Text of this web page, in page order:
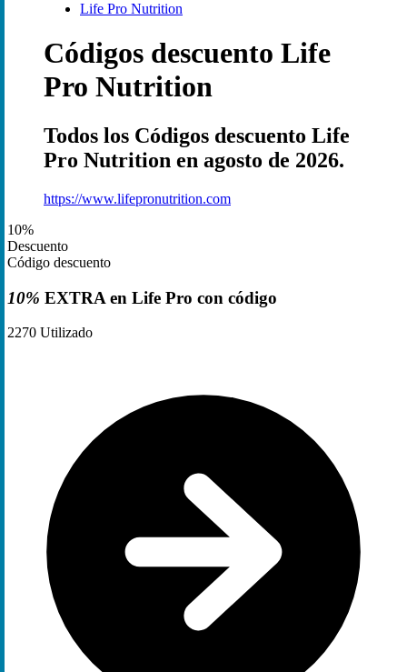
Life Pro Nutrition
Códigos descuento Life
Pro Nutrition
Todos los Códigos descuento Life
Pro Nutrition en agosto de 2026.
https://www.lifepronutrition.com
10%
Descuento
Código descuento
10% EXTRA en Life Pro con código
2270 Utilizado